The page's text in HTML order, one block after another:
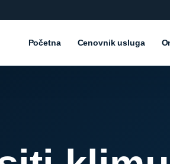
Početna Cenovnik usluga